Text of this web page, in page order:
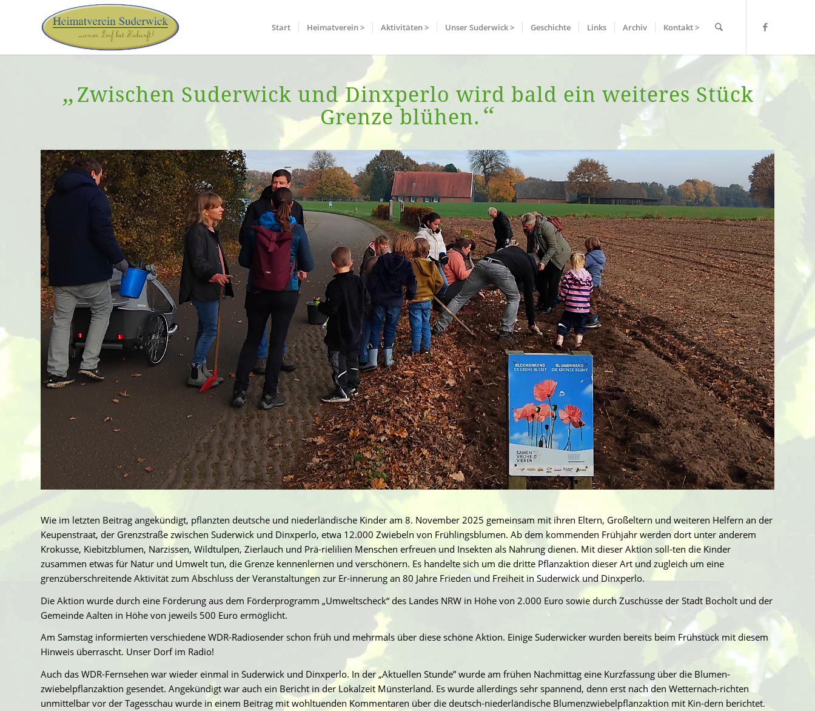
Start Heimatverein > Aktivitäten > Unser Suderwick > Geschichte Links Archiv Kontakt >
„ Zwischen Suderwick und Dinxperlo wird bald ein weiteres Stück
Grenze blühen. “
Wie im letzten Beitrag angekündigt, pflanzten deutsche und niederländische Kinder am 8. November 2025 gemeinsam mit ihren Eltern, Großeltern und weiteren Helfern an der
Keupenstraat, der Grenzstraße zwischen Suderwick und Dinxperlo, etwa 12.000 Zwiebeln von Frühlingsblumen. Ab dem kommenden Frühjahr werden dort unter anderem
Krokusse, Kiebitzblumen, Narzissen, Wildtulpen, Zierlauch und Prä-rielilien Menschen erfreuen und Insekten als Nahrung dienen. Mit dieser Aktion soll-ten die Kinder
zusammen etwas für Natur und Umwelt tun, die Grenze kennenlernen und verschönern. Es handelte sich um die dritte Pflanzaktion dieser Art und zugleich um eine
grenzüberschreitende Aktivität zum Abschluss der Veranstaltungen zur Er-innerung an 80 Jahre Frieden und Freiheit in Suderwick und Dinxperlo.
Die Aktion wurde durch eine Förderung aus dem Förderprogramm „Umweltscheck“ des Landes NRW in Höhe von 2.000 Euro sowie durch Zuschüsse der Stadt Bocholt und der
Gemeinde Aalten in Höhe von jeweils 500 Euro ermöglicht.
Am Samstag informierten verschiedene WDR-Radiosender schon früh und mehrmals über diese schöne Aktion. Einige Suderwicker wurden bereits beim Frühstück mit diesem
Hinweis überrascht. Unser Dorf im Radio!
Auch das WDR-Fernsehen war wieder einmal in Suderwick und Dinxperlo. In der „Aktuellen Stunde” wurde am frühen Nachmittag eine Kurzfassung über die Blumen-
zwiebelpflanzaktion gesendet. Angekündigt war auch ein Bericht in der Lokalzeit Münsterland. Es wurde allerdings sehr spannend, denn erst nach den Wetternach-richten
unmittelbar vor der Tagesschau wurde in einem Beitrag mit wohltuenden Kommentaren über die deutsch-niederländische Blumenzwiebelpflanzaktion mit Kin-dern berichtet.